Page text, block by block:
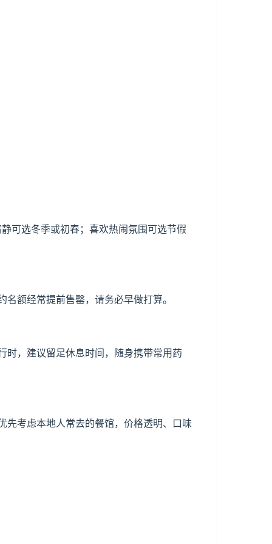
可选冬季或初春；喜欢热闹氛围可选节假
额经常提前售罄，请务必早做打算。
时，建议留足休息时间，随身携带常用药
先考虑本地人常去的餐馆，价格透明、口味